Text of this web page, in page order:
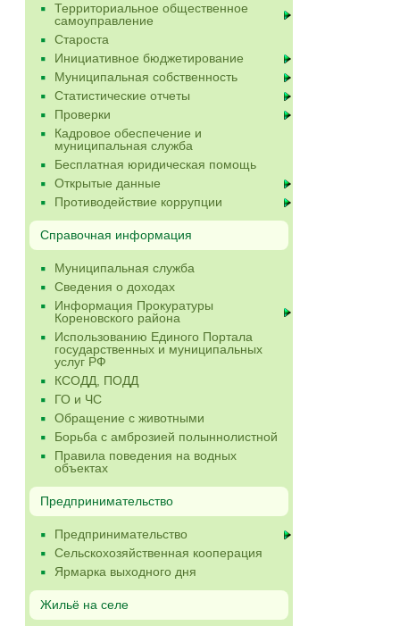
Территориальное общественное
самоуправление
Староста
Инициативное бюджетирование
Муниципальная собственность
Статистические отчеты
Проверки
Кадровое обеспечение и
муниципальная служба
Бесплатная юридическая помощь
Открытые данные
Противодействие коррупции
Справочная информация
Муниципальная служба
Сведения о доходах
Информация Прокуратуры
Кореновского района
Использованию Единого Портала
государственных и муниципальных
услуг РФ
КСОДД, ПОДД
ГО и ЧС
Обращение с животными
Борьба с амброзией полыннолистной
Правила поведения на водных
объектах
Предпринимательство
Предпринимательство
Сельскохозяйственная кооперация
Ярмарка выходного дня
Жильё на селе